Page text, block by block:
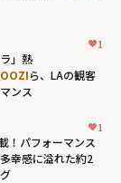
1
」熱
ら、LAの観客
ンス
1
！パフォーマンス
幸感に溢れた約2